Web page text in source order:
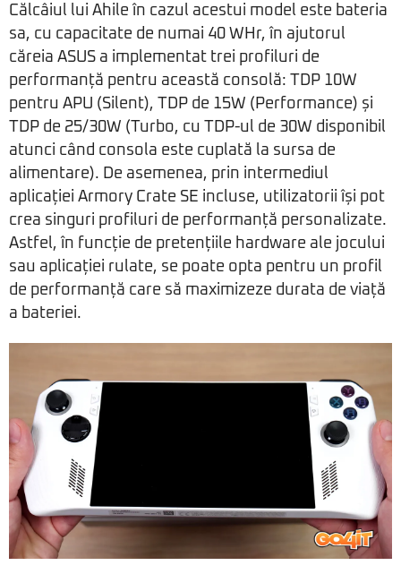
Călcâiul lui Ahile în cazul acestui model este bateria
sa, cu capacitate de numai 40 WHr, în ajutorul
căreia ASUS a implementat trei profiluri de
performanță pentru această consolă: TDP 10W
pentru APU (Silent), TDP de 15W (Performance) și
TDP de 25/30W (Turbo, cu TDP-ul de 30W disponibil
atunci când consola este cuplată la sursa de
alimentare). De asemenea, prin intermediul
aplicației Armory Crate SE incluse, utilizatorii își pot
crea singuri profiluri de performanță personalizate.
Astfel, în funcție de pretențiile hardware ale jocului
sau aplicației rulate, se poate opta pentru un profil
de performanță care să maximizeze durata de viață
a bateriei.